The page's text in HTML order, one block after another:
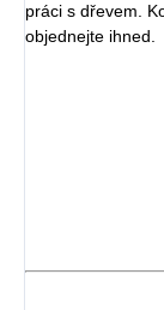
práci s dřevem.
objednejte ihned.